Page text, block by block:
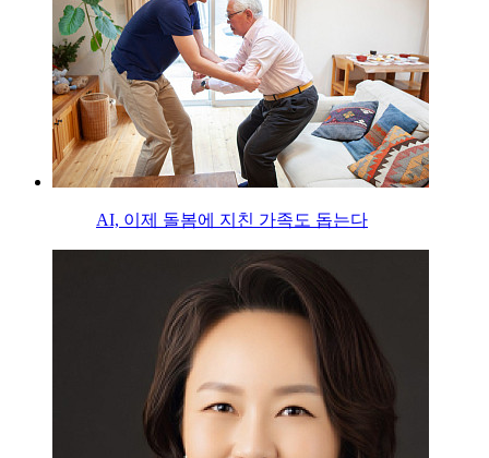
AI, 이제 돌봄에 지친 가족도 돕는다